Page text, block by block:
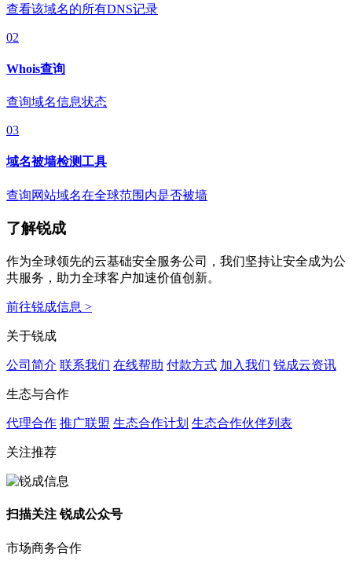
查看该域名的所有DNS记录
02
Whois查询
查询域名信息状态
03
域名被墙检测工具
查询网站域名在全球范围内是否被墙
了解锐成
作为全球领先的云基础安全服务公司，我们坚持让安全成为公
共服务，助力全球客户加速价值创新。
前往锐成信息 >
关于锐成
公司简介 联系我们 在线帮助 付款方式 加入我们 锐成云资讯
生态与合作
代理合作 推广联盟 生态合作计划 生态合作伙伴列表
关注推荐
扫描关注 锐成公众号
市场商务合作